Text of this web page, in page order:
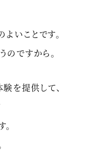
よいことです。
ですから。
を提供して、